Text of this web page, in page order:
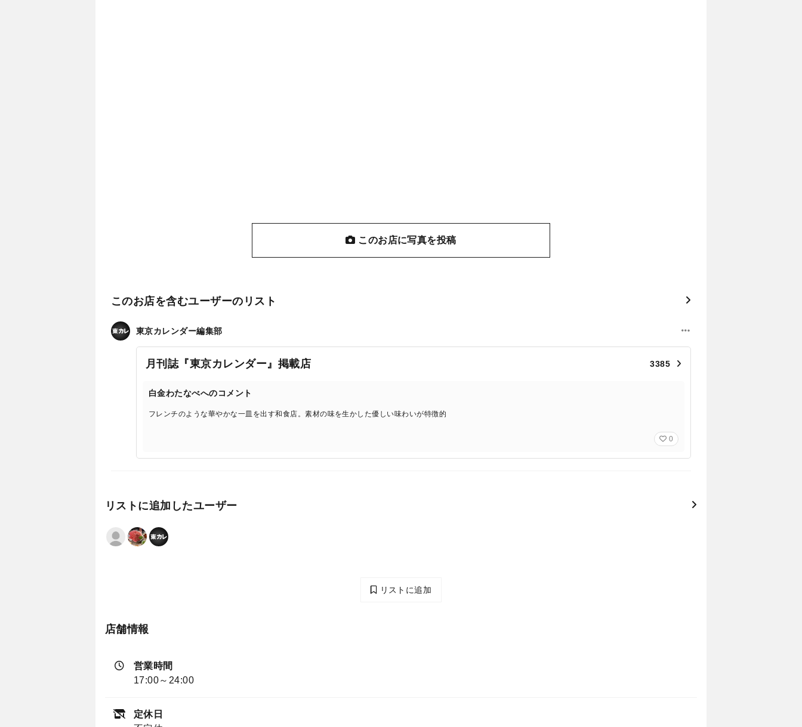
このお店に写真を投稿
このお店を含むユーザーのリスト
東京カレンダー編集部
月刊誌『東京カレンダー』掲載店 3385
白金わたなべへのコメント
フレンチのような華やかな一皿を出す和食店。素材の味を生かした優しい味わいが特徴的
0
リストに追加したユーザー
リストに追加
店舗情報
営業時間
17:00～24:00
定休日